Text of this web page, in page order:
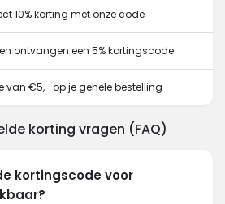
10% korting met onze code
ontvangen een 5% kortingscode
van €5,- op je gehele bestelling
korting vragen (FAQ)
kortingscode voor